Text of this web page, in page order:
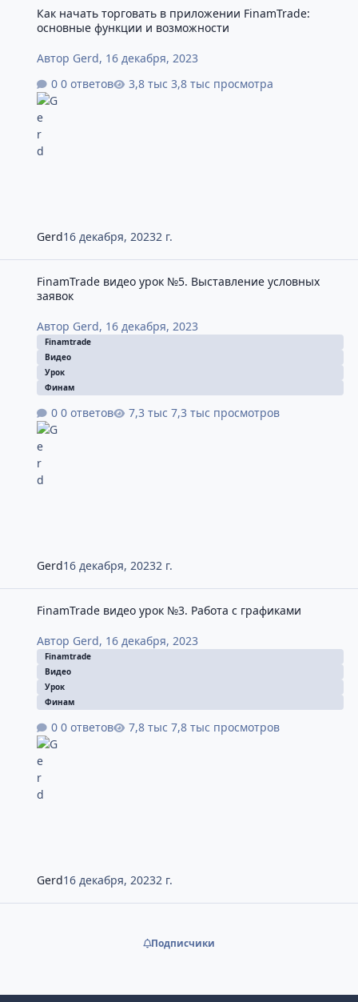
Как начать торговать в приложении FinamTrade:
основные функции и возможности
Автор Gerd, 16 декабря, 2023
0 ответов
3,8 тыс просмотра
Gerd16 декабря, 20232 г.
FinamTrade видео урок №5. Выставление условных
заявок
Автор Gerd, 16 декабря, 2023
Finamtrade
Видео
Урок
Финам
0 ответов 7,3 тыс просмотров
Gerd16 декабря, 20232 г.
FinamTrade видео урок №3. Работа с графиками
Автор Gerd, 16 декабря, 2023
Finamtrade
Видео
Урок
Финам
0 ответов 7,8 тыс просмотров
Gerd16 декабря, 20232 г.
Подписчики